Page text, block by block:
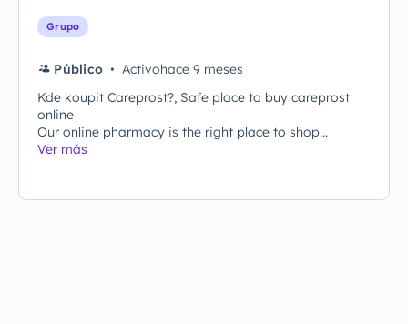
Grupo
Público
Activohace 9 meses
Kde koupit Careprost?, Safe place to buy careprost
online
Our online pharmacy is the right place to shop...
Ver más